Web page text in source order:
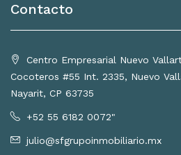
Contacto
Centro Empresarial Nuevo
Cocoteros #55 Int. 2335, Nuevo
Nayarit, CP 63735
+52 55 6182 0072"
julio@sfgrupoinmobiliario.mx